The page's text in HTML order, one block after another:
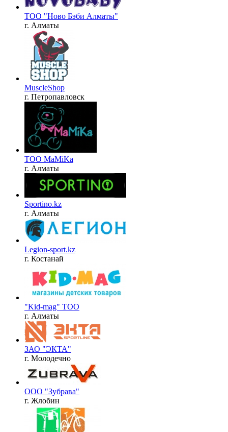
ТОО "Ново Бэби Алматы"
г. Алматы
MuscleShop
г. Петропавловск
ТОО МаMiKа
г. Алматы
Sportino.kz
г. Алматы
Legion-sport.kz
г. Костанай
"Kid-mag" ТОО
г. Алматы
ЗАО "ЭКТА"
г. Молодечно
ООО "Зубрава"
г. Жлобин